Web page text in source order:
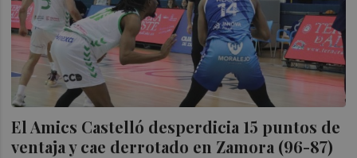
El Amics Castelló desperdicia 15 puntos de
ventaja y cae derrotado en Zamora (96-87)